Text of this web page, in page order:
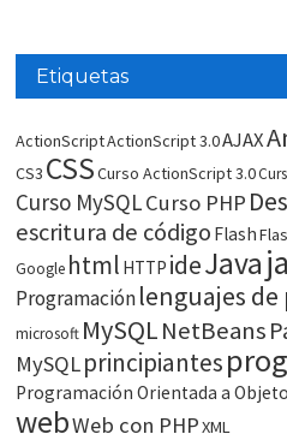
Etiquetas
ActionScriptActionScript 3.0AJAX
CS3 CSSCurso ActionScript 3.0
Curso MySQLCurso PHP
escritura de código Flash
Google html HTTP ideJava
Programaciónlenguajes
microsoft MySQLNetBeans
MySQLprincipiantes
Programación Orientada a
webWeb con PHPXML